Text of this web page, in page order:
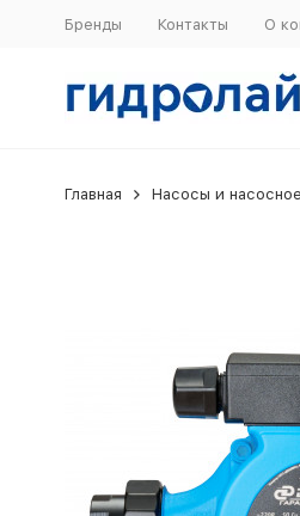
Бренды Контакты О
Главная Насосы и